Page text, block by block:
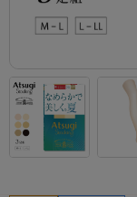
- 柄ストッキ
- ショート
- 着圧ストッ
- パンティ部
タイツ
- ノンワイ
- ブラトップ
ショーツ
- レギュラー
ボトムス
ルームウェ
アクティブ・
- スポーツブ
スニーカー
Tバック・ビ
肌着・インナ
ボトムス
ルームウェ
クルー・レ
スニーカー
ハイソックス
スクールソッ
スポーツブラ
ショーツ
レギュラーシ
アスティーグ
スゴスト
フェイクタイ
hotto
商品選びの
私に似合う
タイツの選び
ご利用ガイド
はじめての方
よくある質